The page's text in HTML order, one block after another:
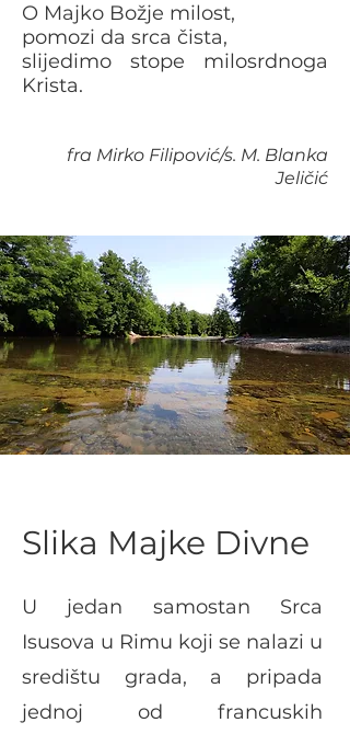
O Majko Božje milost,
pomozi da srca čista,
slijedimo stope milosrdnoga
Krista.
fra Mirko Filipović/s. M. Blanka
Jeličić
Slika Majke Divne
U jedan samostan Srca
Isusova u Rimu koji se nalazi u
središtu grada, a pripada
jednoj od francuskih